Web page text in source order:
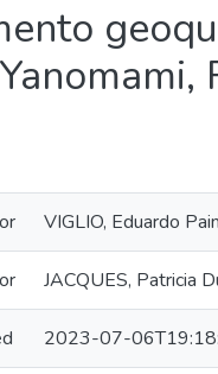
VIGLIO, Eduardo
JACQUES, Patricia
2023-07-